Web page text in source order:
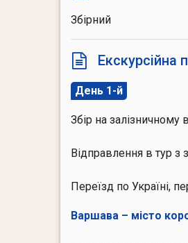
Збірний
Екскурсійна
День 1-й
Збір на залізничному
Відправлення в тур з
Переїзд по Україні,
Варшава – місто